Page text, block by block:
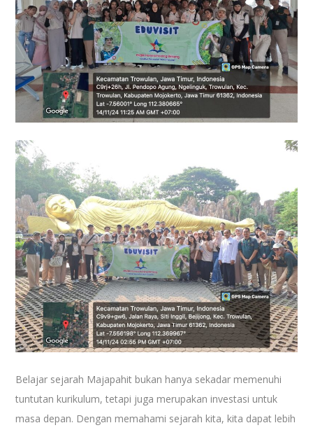
Belajar sejarah Majapahit bukan hanya sekadar memenuhi
tuntutan kurikulum, tetapi juga merupakan investasi untuk
masa depan. Dengan memahami sejarah kita, kita dapat lebih